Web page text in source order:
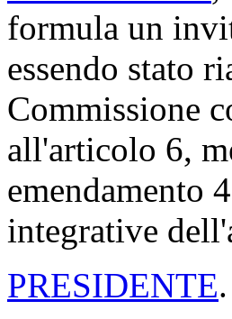
formula un
essendo stato
Commissione
all'articolo 6,
emendamento
integrative
PRESIDENTE